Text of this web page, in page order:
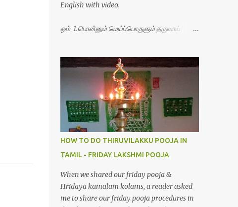
English with video.
ஓம் 1.பொன்னும் மெய்ப்பொருளும் தருவாய்
4.மூவுலகும் நிறைந்திருந்தாய் போற்றி 5.வரம்பில்
இன்பமாய் வளர்ந்திருந்தாய் போற்றி
6.இயற்கையாய் அறிவொளி ஆனாய் போற்றி
7.ஈரேழுலகம் ஈன்றாய் போற்றி 8.பிறர்வயமாகா
பெரியோய் போற்றி 9.பேரின்பப் பெருக்காய்
பொலிந்தாய் போற்றி 10.பேரருட்கடலாம் பேரரு...
HOW TO DO THIRUVILAKKU POOJA IN
TAMIL - FRIDAY LAKSHMI POOJA
When we shared our friday pooja &
Hridaya kamalam kolams, a reader asked
me to share our friday pooja procedures in